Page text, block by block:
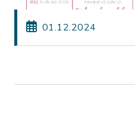
01.12.2024